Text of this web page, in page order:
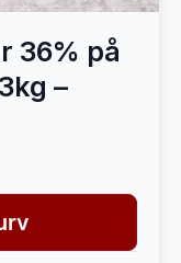
36% på
–